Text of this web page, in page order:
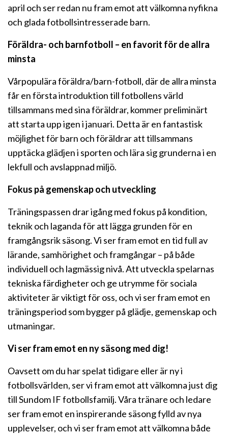
april och ser redan nu fram emot att välkomna nyfikna
och glada fotbollsintresserade barn.
Föräldra- och barnfotboll – en favorit för de allra
minsta
Vårpopulära föräldra/barn-fotboll, där de allra minsta
får en första introduktion till fotbollens värld
tillsammans med sina föräldrar, kommer preliminärt
att starta upp igen i januari. Detta är en fantastisk
möjlighet för barn och föräldrar att tillsammans
upptäcka glädjen i sporten och lära sig grunderna i en
lekfull och avslappnad miljö.
Fokus på gemenskap och utveckling
Träningspassen drar igång med fokus på kondition,
teknik och laganda för att lägga grunden för en
framgångsrik säsong. Vi ser fram emot en tid full av
lärande, samhörighet och framgångar – på både
individuell och lagmässig nivå. Att utveckla spelarnas
tekniska färdigheter och ge utrymme för sociala
aktiviteter är viktigt för oss, och vi ser fram emot en
träningsperiod som bygger på glädje, gemenskap och
utmaningar.
Vi ser fram emot en ny säsong med dig!
Oavsett om du har spelat tidigare eller är ny i
fotbollsvärlden, ser vi fram emot att välkomna just dig
till Sundom IF fotbollsfamilj. Våra tränare och ledare
ser fram emot en inspirerande säsong fylld av nya
upplevelser, och vi ser fram emot att välkomna både